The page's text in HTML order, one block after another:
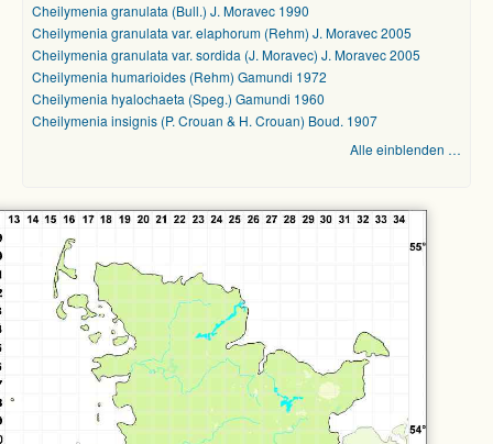
Cheilymenia granulata (Bull.) J. Moravec 1990
Cheilymenia granulata var. elaphorum (Rehm) J. Moravec 2005
Cheilymenia granulata var. sordida (J. Moravec) J. Moravec 2005
Cheilymenia humarioides (Rehm) Gamundi 1972
Cheilymenia hyalochaeta (Speg.) Gamundi 1960
Cheilymenia insignis (P. Crouan & H. Crouan) Boud. 1907
Alle einblenden …